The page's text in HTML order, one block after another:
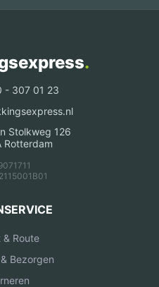
.
- 307 01 23
Stolkweg 126
Rotterdam
Route
Bezorgen